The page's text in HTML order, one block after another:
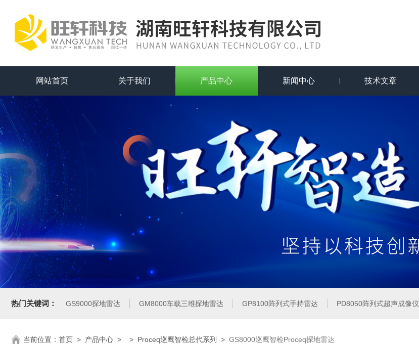
网站首页 关于我们 产品中心 新闻中心 技术文章
热门关键词： GS9000探地雷达 GM8000车载三维探地雷达 GP8100阵列式手持雷达 PD8050阵列式超声成像仪
当前位置： 首页 > 产品中心 > > Proceq巡鹰智检总代系列 > GS8000巡鹰智检Proceq探地雷达